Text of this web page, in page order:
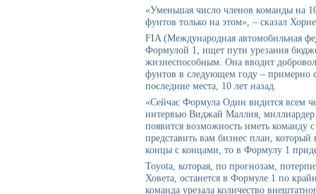
«Уменьшая число членов команды на
фунтов только на этом», – сказал
FIA (Международная автомобильная
Формулой 1, ищет пути урезания
жизнеспособным. Она вводит
фунтов в следующем году – примерно
последние места, 10 лет назад.
«Сейчас Формула Один видится всем
интервью Виджай Маллия,
появится возможность иметь команду
представить вам бизнес план,
концы с концами, то в Формулу 1
Toyota, которая, по прогнозам,
Ховета, останется в Формуле 1 по
команда урезала количество